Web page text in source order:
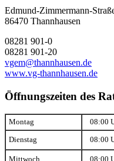
Edmund-Zimmermann-
86470 Thannhausen
08281 901-0
08281 901-20
vgem@thannhausen.de
www.vg-thannhausen.de
Öffnungszeiten des
Montag 08:00
Dienstag 08:00